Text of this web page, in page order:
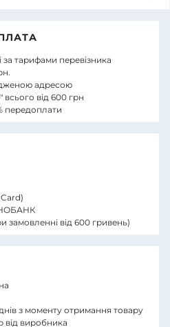
тарифами перевізника
адресою
від 600 грн
передоплати
від 600 гривень)
з моменту отримання товару
від виробника